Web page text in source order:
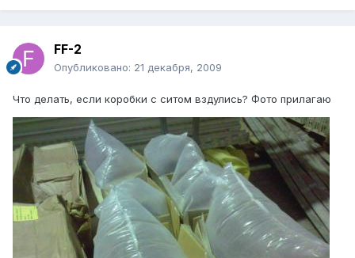
FF-2
Опубликовано: 21 декабря, 2009
Что делать, если коробки с ситом вздулись? Фото прилагаю